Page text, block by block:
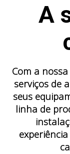
A
Com a
serviços de
seus
linha de